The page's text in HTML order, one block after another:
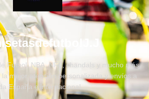
Fútbol, NBA, NFL, chandals y mucho más
mejor atención personalizada y envíos a
España e internacional.